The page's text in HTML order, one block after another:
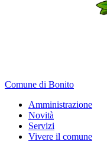
Comune di Bonito
Amministrazione
Novità
Servizi
Vivere il comune